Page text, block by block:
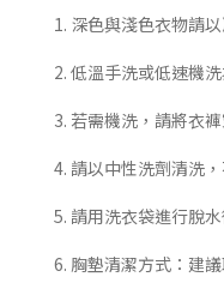
1. 深色與淺色衣物請
2. 低溫手洗或低速機
3. 若需機洗，請將衣
4. 請以中性洗劑清洗
5. 請用洗衣袋進行脫
6. 胸墊清潔方式：建